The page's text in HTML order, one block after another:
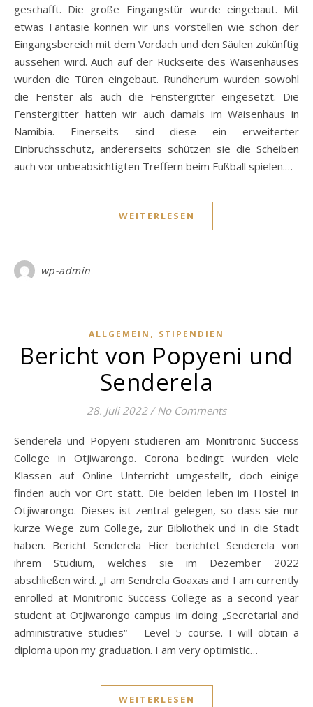
geschafft. Die große Eingangstür wurde eingebaut. Mit
etwas Fantasie können wir uns vorstellen wie schön der
Eingangsbereich mit dem Vordach und den Säulen zukünftig
aussehen wird. Auch auf der Rückseite des Waisenhauses
wurden die Türen eingebaut. Rundherum wurden sowohl
die Fenster als auch die Fenstergitter eingesetzt. Die
Fenstergitter hatten wir auch damals im Waisenhaus in
Namibia. Einerseits sind diese ein erweiterter
Einbruchsschutz, andererseits schützen sie die Scheiben
auch vor unbeabsichtigten Treffern beim Fußball spielen.…
WEITERLESEN
wp-admin
ALLGEMEIN , STIPENDIEN
Bericht von Popyeni und
Senderela
28. Juli 2022 / No Comments
Senderela und Popyeni studieren am Monitronic Success
College in Otjiwarongo. Corona bedingt wurden viele
Klassen auf Online Unterricht umgestellt, doch einige
finden auch vor Ort statt. Die beiden leben im Hostel in
Otjiwarongo. Dieses ist zentral gelegen, so dass sie nur
kurze Wege zum College, zur Bibliothek und in die Stadt
haben. Bericht Senderela Hier berichtet Senderela von
ihrem Studium, welches sie im Dezember 2022
abschließen wird. „I am Sendrela Goaxas and I am currently
enrolled at Monitronic Success College as a second year
student at Otjiwarongo campus im doing „Secretarial and
administrative studies“ – Level 5 course. I will obtain a
diploma upon my graduation. I am very optimistic…
WEITERLESEN